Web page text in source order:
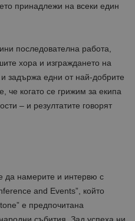
принадлежи на всеки един
последователна работа,
хора и изграждането на
задържа едни от най-добрите
че когато се грижим за екипа
– и резултатите говорят
да намерите и интервю с
and Events”, който
е предпочитана